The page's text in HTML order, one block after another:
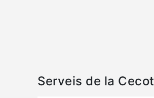
Serveis de la Cecot